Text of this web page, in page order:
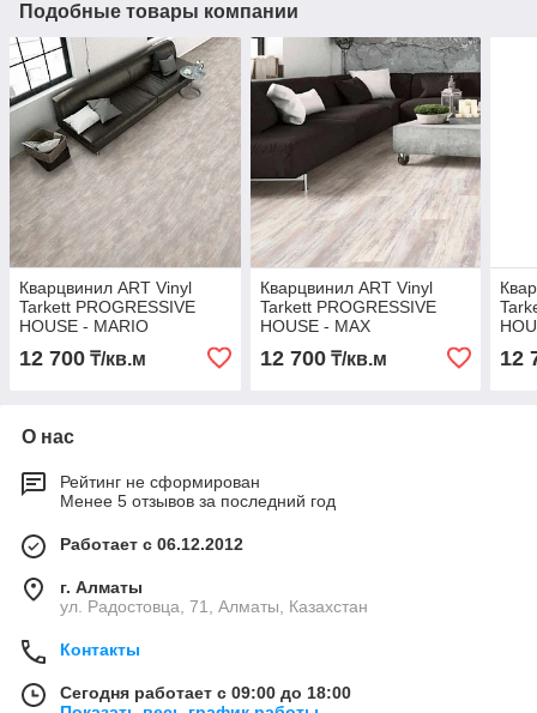
Подобные товары компании
Кварцвинил ART Vinyl
Tarkett PROGRESSIVE
HOUSE - MARIO
12 700 ₸/кв.м
Кварцвинил ART Vinyl
Tarkett PROGRESSIVE
HOUSE - MAX
12 700₸/кв.м 12
О нас
Рейтинг не сформирован
Менее 5 отзывов за последний год
Работает с 06.12.2012
г. Алматы
ул. Радостовца, 71, Алматы, Казахстан
Контакты
Сегодня работает с 09:00 до 18:00